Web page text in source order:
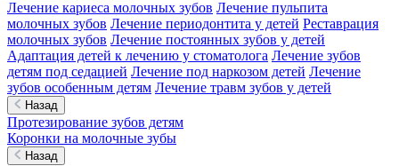
Лечение кариеса молочных зубов Лечение пульпита
молочных зубов Лечение периодонтита у детей Реставрация
молочных зубов Лечение постоянных зубов у детей
Адаптация детей к лечению у стоматолога Лечение зубов
детям под седацией Лечение под наркозом детей Лечение
зубов особенным детям Лечение травм зубов у детей
Назад
Протезирование зубов детям
Коронки на молочные зубы
Назад